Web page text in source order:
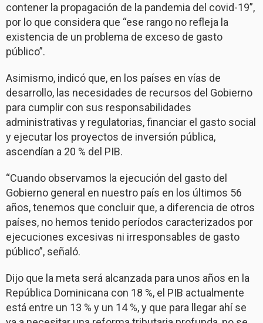
contener la propagación de la pandemia del covid-19”,
por lo que considera que “ese rango no refleja la
existencia de un problema de exceso de gasto
público”.
Asimismo, indicó que, en los países en vías de
desarrollo, las necesidades de recursos del Gobierno
para cumplir con sus responsabilidades
administrativas y regulatorias, financiar el gasto social
y ejecutar los proyectos de inversión pública,
ascendían a 20 % del PIB.
“Cuando observamos la ejecución del gasto del
Gobierno general en nuestro país en los últimos 56
años, tenemos que concluir que, a diferencia de otros
países, no hemos tenido períodos caracterizados por
ejecuciones excesivas ni irresponsables de gasto
público”, señaló.
Dijo que la meta será alcanzada para unos años en la
República Dominicana con 18 %, el PIB actualmente
está entre un 13 % y un 14 %, y que para llegar ahí se